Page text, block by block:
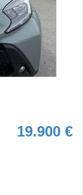
19.900 €